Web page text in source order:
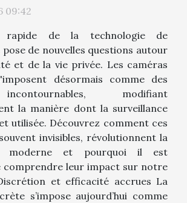
09:42
rapide de la technologie de
pose de nouvelles questions autour
et de la vie privée. Les caméras
désormais comme des
modifiant
la manière dont la surveillance
utilisée. Découvrez comment ces
invisibles, révolutionnent la
moderne et pourquoi il est
comprendre leur impact sur notre
et efficacité accrues La
s’impose aujourd’hui comme